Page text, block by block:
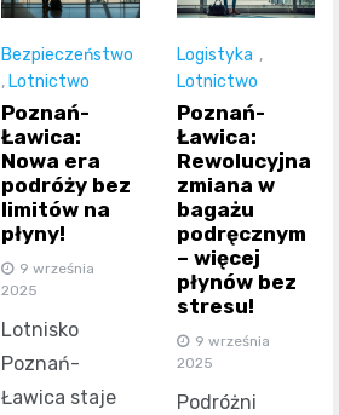
Bezpieczeństwo
, Lotnictwo
Poznań-
Ławica:
Nowa era
podróży bez
limitów na
płyny!
9 września
2025
Lotnisko
Poznań-
Ławica staje
Logistyka ,
Lotnictwo
Poznań-
Ławica:
Rewolucyjna
zmiana w
bagażu
podręcznym
– więcej
płynów bez
stresu!
9 września
2025
Podróżni